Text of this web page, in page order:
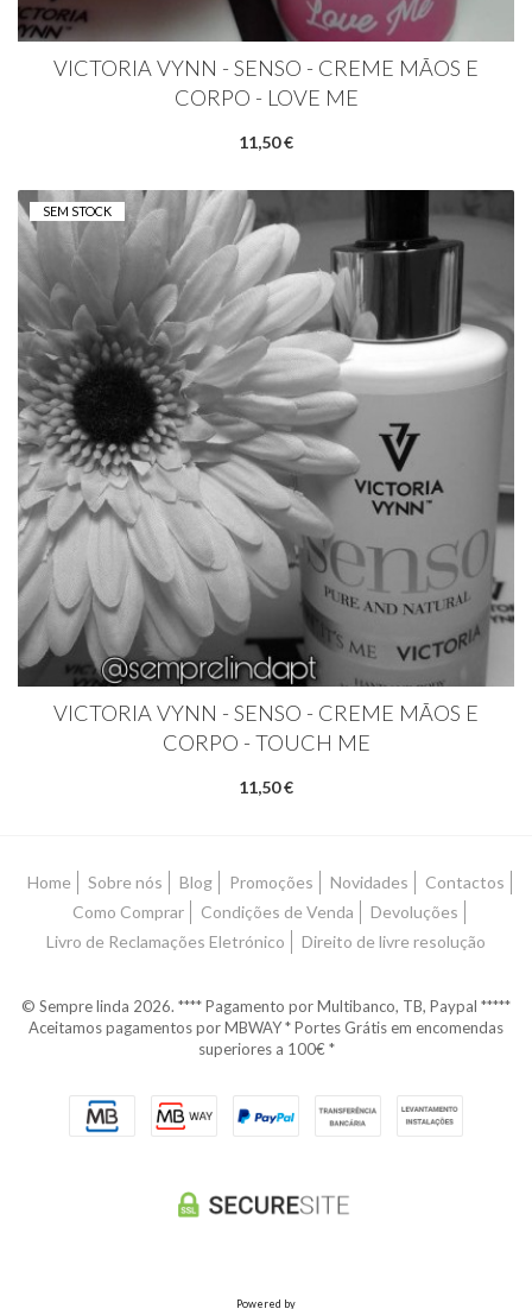
VICTORIA VYNN - SENSO - CREME MÃOS E
CORPO - LOVE ME
11,50 €
SEM STOCK
VICTORIA VYNN - SENSO - CREME MÃOS E
CORPO - TOUCH ME
11,50 €
Home Sobre nós Blog Promoções Novidades
Contactos
Como Comprar
Condições de Venda
Devoluções
Livro de Reclamações Eletrónico
Direito de livre resolução
© Sempre linda 2026. **** Pagamento por Multibanco, TB, Paypal *****
Aceitamos pagamentos por MBWAY * Portes Grátis em encomendas
superiores a 100€ *
Powered by